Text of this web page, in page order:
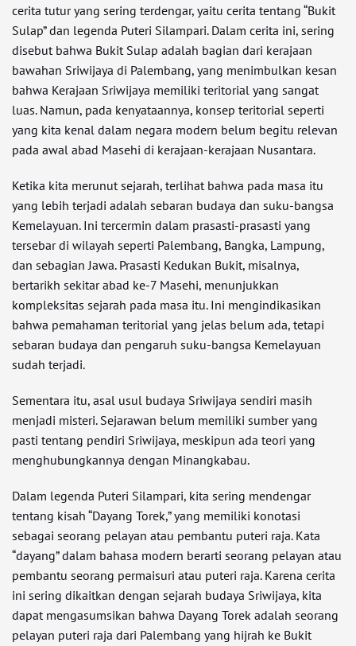
cerita tutur yang sering terdengar, yaitu cerita tentang “Bukit
Sulap” dan legenda Puteri Silampari. Dalam cerita ini, sering
disebut bahwa Bukit Sulap adalah bagian dari kerajaan
bawahan Sriwijaya di Palembang, yang menimbulkan kesan
bahwa Kerajaan Sriwijaya memiliki teritorial yang sangat
luas. Namun, pada kenyataannya, konsep teritorial seperti
yang kita kenal dalam negara modern belum begitu relevan
pada awal abad Masehi di kerajaan-kerajaan Nusantara.
Ketika kita merunut sejarah, terlihat bahwa pada masa itu
yang lebih terjadi adalah sebaran budaya dan suku-bangsa
Kemelayuan. Ini tercermin dalam prasasti-prasasti yang
tersebar di wilayah seperti Palembang, Bangka, Lampung,
dan sebagian Jawa. Prasasti Kedukan Bukit, misalnya,
bertarikh sekitar abad ke-7 Masehi, menunjukkan
kompleksitas sejarah pada masa itu. Ini mengindikasikan
bahwa pemahaman teritorial yang jelas belum ada, tetapi
sebaran budaya dan pengaruh suku-bangsa Kemelayuan
sudah terjadi.
Sementara itu, asal usul budaya Sriwijaya sendiri masih
menjadi misteri. Sejarawan belum memiliki sumber yang
pasti tentang pendiri Sriwijaya, meskipun ada teori yang
menghubungkannya dengan Minangkabau.
Dalam legenda Puteri Silampari, kita sering mendengar
tentang kisah “Dayang Torek,” yang memiliki konotasi
sebagai seorang pelayan atau pembantu puteri raja. Kata
“dayang” dalam bahasa modern berarti seorang pelayan atau
pembantu seorang permaisuri atau puteri raja. Karena cerita
ini sering dikaitkan dengan sejarah budaya Sriwijaya, kita
dapat mengasumsikan bahwa Dayang Torek adalah seorang
pelayan puteri raja dari Palembang yang hijrah ke Bukit